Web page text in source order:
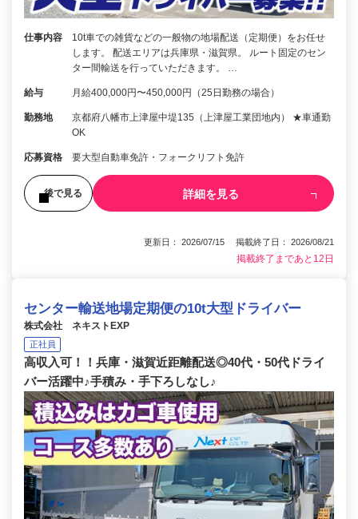
仕事内容
10t車での雑貨などの一般物の地場配送（定期便）をお任せ
します。 配送エリアは兵庫県・滋賀県。 ルート固定のセン
ター間輸送を行っていただきます。 …
給与 月給400,000円〜450,000円（25日勤務の場合）
勤務地
京都府八幡市上津屋中堤135（上津屋工業団地内） ★車通勤
OK
応募資格 要大型自動車免許・フォークリフト免許
後で見る 詳細を見る
更新日： 2026/07/15 掲載終了日： 2026/08/21
掲載終了まであと12日
センター輸送地場定期便の10t大型ドライバー
株式会社 ネキストEXP
正社員
高収入可！！兵庫・滋賀近距離配送◎40代・50代ドライ
バー活躍中♪手積み・手下ろしなし♪